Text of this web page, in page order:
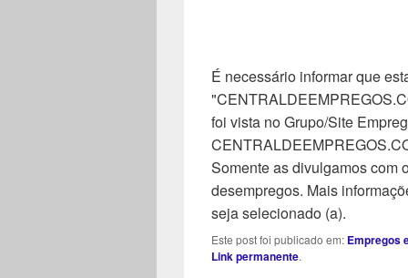
É necessário informar que
foi vista no Grupo/Site
Somente as divulgamos com
desempregos. Mais
seja selecionado (a).
Este post foi publicado em: Empregos
Link permanente.